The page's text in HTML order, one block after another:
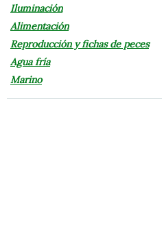
Iluminación
Alimentación
Reproducción y fichas de peces
Agua fría
Marino